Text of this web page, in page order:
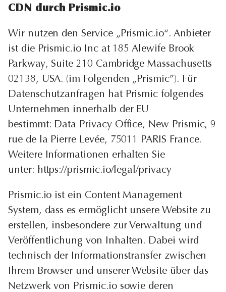
CDN durch Prismic.io
Wir nutzen den Service „Prismic.io“. Anbieter
ist die Prismic.io Inc at 185 Alewife Brook
Parkway, Suite 210 Cambridge Massachusetts
02138, USA. (im Folgenden „Prismic”). Für
Datenschutzanfragen hat Prismic folgendes
Unternehmen innerhalb der EU
bestimmt: Data Privacy Office, New Prismic, 9
rue de la Pierre Levée, 75011 PARIS France.
Weitere Informationen erhalten Sie
unter: https://prismic.io/legal/privacy
Prismic.io ist ein Content Management
System, dass es ermöglicht unsere Website zu
erstellen, insbesondere zur Verwaltung und
Veröffentlichung von Inhalten. Dabei wird
technisch der Informationstransfer zwischen
Ihrem Browser und unserer Website über das
Netzwerk von Prismic.io sowie deren